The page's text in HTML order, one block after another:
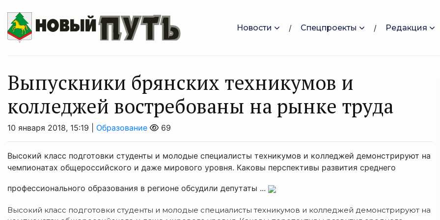
Новости Спецпроекты Редакция
Выпускники брянских техникумов и
колледжей востребованы на рынке труда
10 января 2018, 15:19 | Образование 69
Высокий класс подготовки студенты и молодые специалисты техникумов и колледжей демонстрируют на
чемпионатах общероссийского и даже мирового уровня. Каковы перспективы развития среднего
профессионального образования в регионе обсудили депутаты ...
Высокий класс подготовки студенты и молодые специалисты техникумов и колледжей демонстрируют на